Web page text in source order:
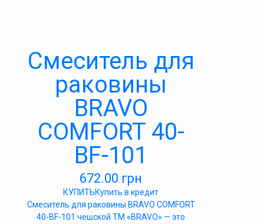
Cмеситель для
раковины
BRAVO
COMFORT 40-
BF-101
672.00 грн
КУПИТЬКупить в кредит
Cмеситель для раковины BRAVO COMFORT
40-BF-101 чешской ТМ «BRAVO» — это